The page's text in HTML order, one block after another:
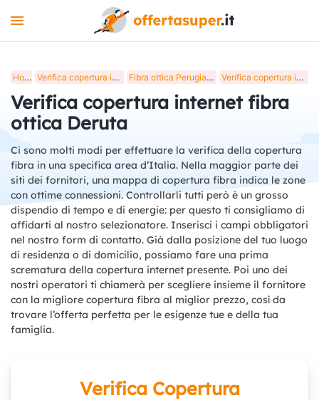
MOBILE
LUCE E GAS
STREAMING
STRUMENTI +
BLOG
Home Verifica copertura internet fibra ottica in Italia Fibra ottica Perugia, verifica copertura internet Verifica copertura internet fibra ottica Deruta
Verifica copertura internet fibra
ottica Deruta
Ci sono molti modi per effettuare la verifica della copertura
fibra in una specifica area d’Italia. Nella maggior parte dei
siti dei fornitori, una mappa di copertura fibra indica le zone
con ottime connessioni. Controllarli tutti però è un grosso
dispendio di tempo e di energie: per questo ti consigliamo di
affidarti al nostro selezionatore. Inserisci i campi obbligatori
nel nostro form di contatto. Già dalla posizione del tuo luogo
di residenza o di domicilio, possiamo fare una prima
scrematura della copertura internet presente. Poi uno dei
nostri operatori ti chiamerà per scegliere insieme il fornitore
con la migliore copertura fibra al miglior prezzo, così da
trovare l’offerta perfetta per le esigenze tue e della tua
famiglia.
Verifica Copertura